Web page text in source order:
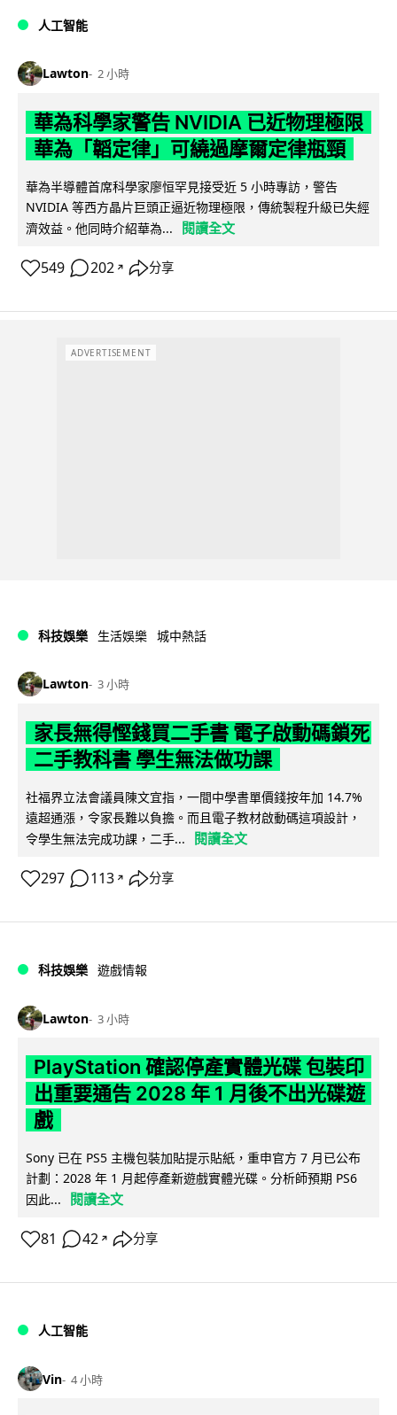
人工智能
Lawton 2 小時
華為科學家警告 NVIDIA 已近物理極限
華為「韜定律」可繞過摩爾定律瓶頸
華為半導體首席科學家廖恒罕見接受近 5 小時專訪，警告
NVIDIA 等西方晶片巨頭正逼近物理極限，傳統製程升級已失經
濟效益。他同時介紹華為...
閱讀全文
549 202 ↗ 分享
ADVERTISEMENT
科技娛樂 生活娛樂 城中熱話
Lawton 3 小時
家長無得慳錢買二手書 電子啟動碼鎖死
二手教科書 學生無法做功課
社福界立法會議員陳文宜指，一間中學書單價錢按年加 14.7%
遠超通漲，令家長難以負擔。而且電子教材啟動碼這項設計，
令學生無法完成功課，二手...
閱讀全文
297 113 ↗ 分享
科技娛樂 遊戲情報
Lawton 3 小時
PlayStation 確認停產實體光碟 包裝印
出重要通告 2028 年 1 月後不出光碟遊
戲
Sony 已在 PS5 主機包裝加貼提示貼紙，重申官方 7 月已公布
計劃：2028 年 1 月起停產新遊戲實體光碟。分析師預期 PS6
因此...
閱讀全文
81 42 ↗ 分享
人工智能
Vin 4 小時